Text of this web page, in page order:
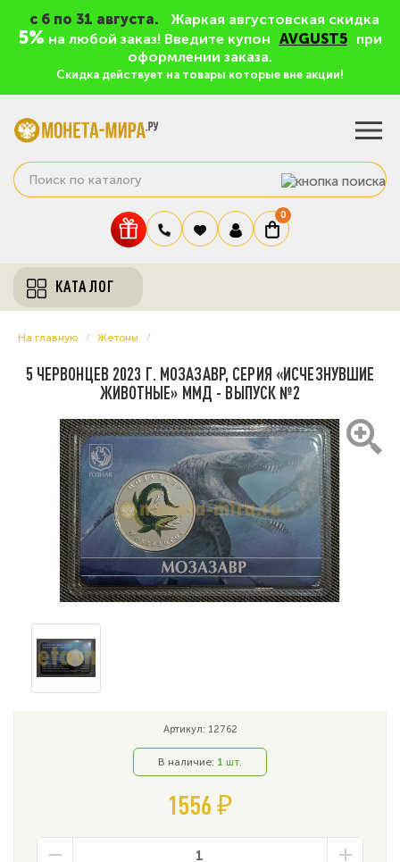
c 6 по 31 августа. Жаркая августовская скидка
5% на любой заказ! Введите купон AVGUST5
при
оформлении заказа.
Скидка действует на товары которые вне акции!
0
КАТАЛОГ
На главную Жетоны
5 ЧЕРВОНЦЕВ 2023 Г. МОЗАЗАВР, СЕРИЯ «ИСЧЕЗНУВШИЕ
ЖИВОТНЫЕ» ММД - ВЫПУСК №2
Артикул: 12762
В наличие: 1 шт.
1556 ₽